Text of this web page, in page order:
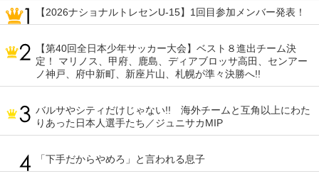
【2026ナショナルトレセンU-15】1回目参加メンバー発表！
【第40回全日本少年サッカー大会】ベスト８進出チーム決
定！ マリノス、甲府、鹿島、ディアブロッサ高田、センアー
ノ神戸、府中新町、新座片山、札幌が準々決勝へ!!
バルサやシティだけじゃない!! 海外チームと互角以上にわた
りあった日本人選手たち／ジュニサカMIP
「下手だからやめろ」と言われる息子